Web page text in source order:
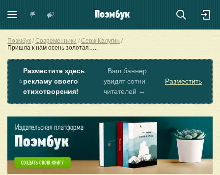
Поэмбук Современники
Серж Калугин
Пришла к нам осень золотая…..
⭐
Разместите здесь
рекламу своего
стихотворения!
Ваш баннер
увидят сотни
читателей →
Разместить